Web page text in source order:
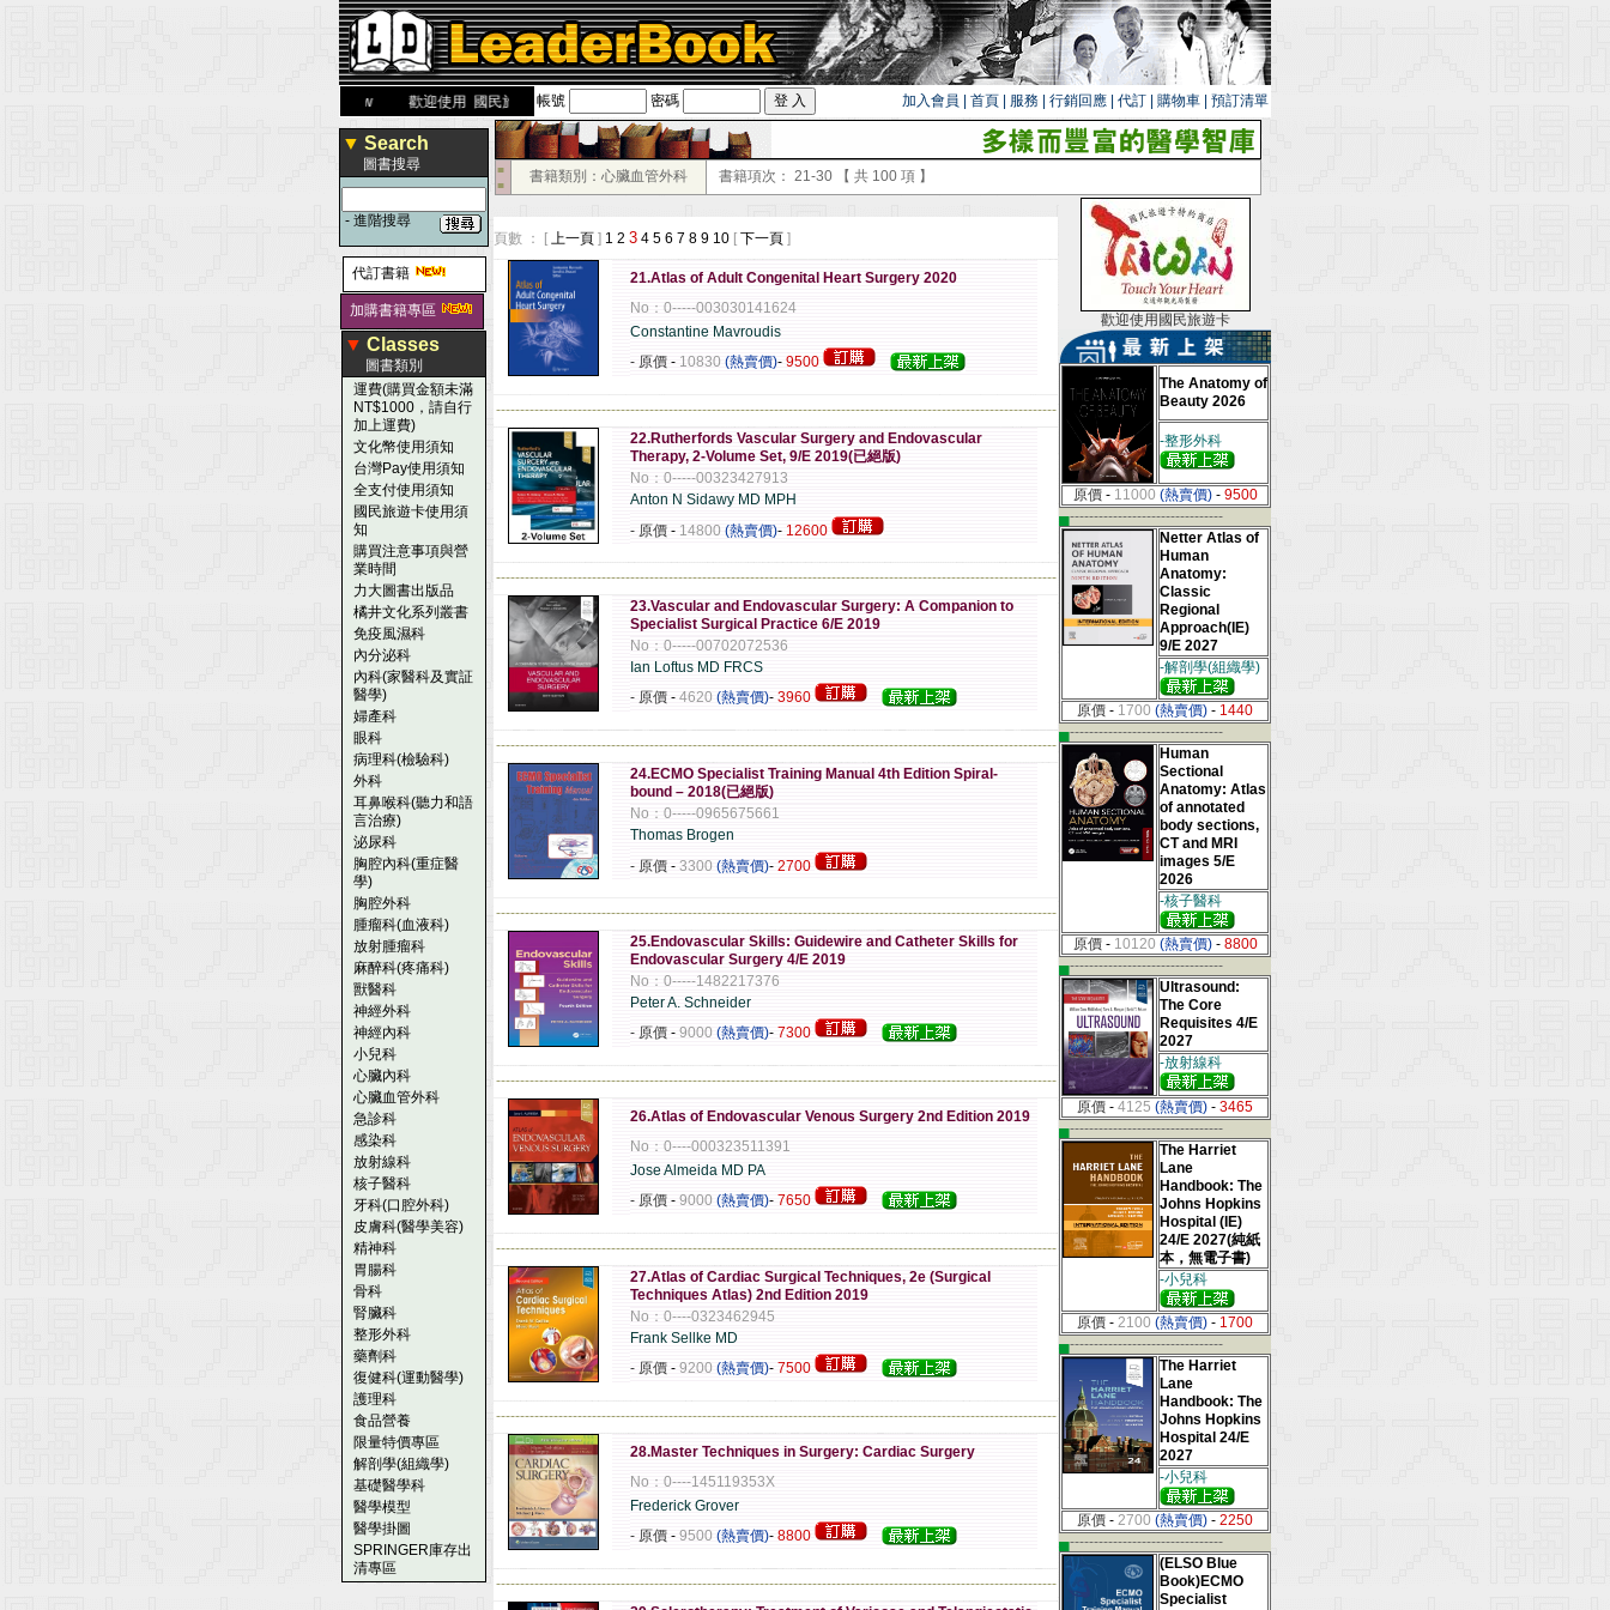
歡迎使用 國民旅遊卡！！ 帳號 密碼 加入會員 首頁 服務 行銷回應 代訂 購物車 預訂清單
▼ Search
圖書搜尋
- 進階搜尋
代訂書籍
加購書籍專區
▼ Classes
圖書類別
運費(購買金額未滿
NT$1000，請自行
加上運費)
文化幣使用須知
台灣Pay使用須知
全支付使用須知
國民旅遊卡使用須
知
購買注意事項與營
業時間
力大圖書出版品
橘井文化系列叢書
免疫風濕科
內分泌科
內科(家醫科及實証
醫學)
婦產科
眼科
病理科(檢驗科)
外科
耳鼻喉科(聽力和語
言治療)
泌尿科
胸腔內科(重症醫
學)
胸腔外科
腫瘤科(血液科)
放射腫瘤科
麻醉科(疼痛科)
獸醫科
神經外科
神經內科
小兒科
心臟內科
心臟血管外科
急診科
感染科
放射線科
核子醫科
牙科(口腔外科)
皮膚科(醫學美容)
精神科
胃腸科
骨科
腎臟科
整形外科
藥劑科
復健科(運動醫學)
護理科
食品營養
限量特價專區
解剖學(組織學)
基礎醫學科
醫學模型
醫學掛圖
SPRINGER庫存出
清專區
■
■
書籍類別：心臟血管外科 書籍項次： 21-30 【 共 100 項 】
頁數 ： [ 上一頁 ] 1 2 3 4 5 6 7 8 9 10 [ 下一頁 ]
21.Atlas of Adult Congenital Heart Surgery 2020
No：0-----003030141624
Constantine Mavroudis
- 原價 - 10830 (熱賣價)- 9500
---------------------------------------------------------------------------------------------------------------------
22.Rutherfords Vascular Surgery and Endovascular
Therapy, 2-Volume Set, 9/E 2019(已絕版)
No：0-----00323427913
Anton N Sidawy MD MPH
- 原價 - 14800 (熱賣價)- 12600
---------------------------------------------------------------------------------------------------------------------
23.Vascular and Endovascular Surgery: A Companion to
Specialist Surgical Practice 6/E 2019
No：0-----00702072536
Ian Loftus MD FRCS
- 原價 - 4620 (熱賣價)- 3960
---------------------------------------------------------------------------------------------------------------------
24.ECMO Specialist Training Manual 4th Edition Spiral-
bound – 2018(已絕版)
No：0-----0965675661
Thomas Brogen
- 原價 - 3300 (熱賣價)- 2700
---------------------------------------------------------------------------------------------------------------------
25.Endovascular Skills: Guidewire and Catheter Skills for
Endovascular Surgery 4/E 2019
No：0-----1482217376
Peter A. Schneider
- 原價 - 9000 (熱賣價)- 7300
---------------------------------------------------------------------------------------------------------------------
26.Atlas of Endovascular Venous Surgery 2nd Edition 2019
No：0----000323511391
Jose Almeida MD PA
- 原價 - 9000 (熱賣價)- 7650
---------------------------------------------------------------------------------------------------------------------
27.Atlas of Cardiac Surgical Techniques, 2e (Surgical
Techniques Atlas) 2nd Edition 2019
No：0----0323462945
Frank Sellke MD
- 原價 - 9200 (熱賣價)- 7500
---------------------------------------------------------------------------------------------------------------------
28.Master Techniques in Surgery: Cardiac Surgery
No：0----145119353X
Frederick Grover
- 原價 - 9500 (熱賣價)- 8800
---------------------------------------------------------------------------------------------------------------------
歡迎使用國民旅遊卡
The Anatomy of
Beauty 2026
-整形外科
原價 - 11000 (熱賣價) - 9500
▄--------------------------------
Netter Atlas of
Human
Anatomy:
Classic
Regional
Approach(IE)
9/E 2027
-解剖學(組織學)
原價 - 1700 (熱賣價) - 1440
▄--------------------------------
Human
Sectional
Anatomy: Atlas
of annotated
body sections,
CT and MRI
images 5/E
2026
-核子醫科
原價 - 10120 (熱賣價) - 8800
▄--------------------------------
Ultrasound:
The Core
Requisites 4/E
2027
-放射線科
原價 - 4125 (熱賣價) - 3465
▄--------------------------------
The Harriet
Lane
Handbook: The
Johns Hopkins
Hospital (IE)
24/E 2027(純紙
本，無電子書)
-小兒科
原價 - 2100 (熱賣價) - 1700
▄--------------------------------
The Harriet
Lane
Handbook: The
Johns Hopkins
Hospital 24/E
2027
-小兒科
原價 - 2700 (熱賣價) - 2250
▄--------------------------------
(ELSO Blue
Book)ECMO
Specialist